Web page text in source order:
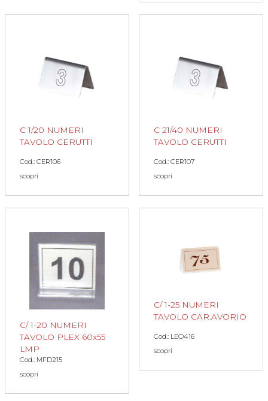
C 1/20 NUMERI
TAVOLO CERUTTI
Cod.: CER106
scopri
C 21/40 NUMERI
TAVOLO CERUTTI
Cod.: CER107
scopri
C/ 1-20 NUMERI
TAVOLO PLEX 60x55
LMP
Cod.: MFD215
scopri
C/ 1-25 NUMERI
TAVOLO CAR.AVORIO
Cod.: LEO416
scopri